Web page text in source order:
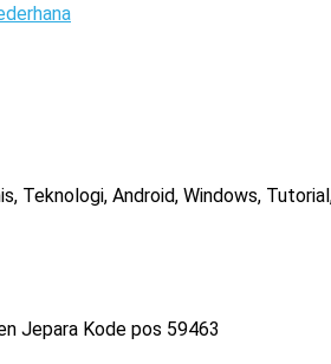
Teknologi, Android, Windows,
Jepara Kode pos 59463